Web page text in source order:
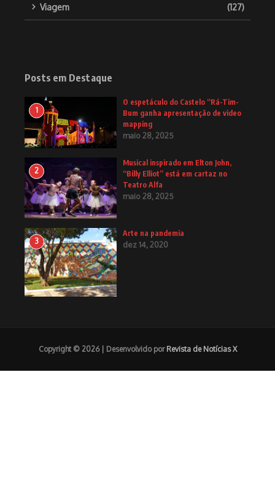
Viagem (127)
Posts em Destaque
1
O espetáculo do Castelo “Rá-Tim-
Bum ganha apresentação de video
mapping
maio 28, 2025
2
Musical inspirado em Elton John,
“Billy Elliot” está em cartaz no
Teatro Alfa
maio 28, 2025
3
Arte na pandemia
dez 14, 2020
Copyright © 2026 | Desenvolvido por Revista de Notícias X